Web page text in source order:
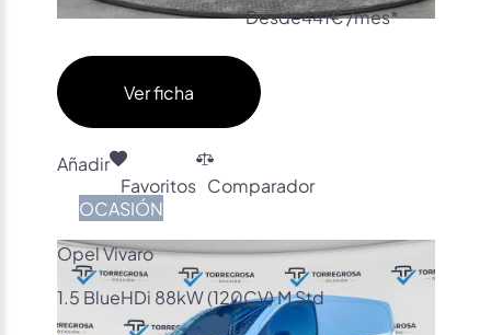
Desde441€ /mes*
Ver ficha
Añadir
Favoritos Comparador
OCASIÓN
Opel Vivaro
1.5 BlueHDi 88kW (120CV) M Std